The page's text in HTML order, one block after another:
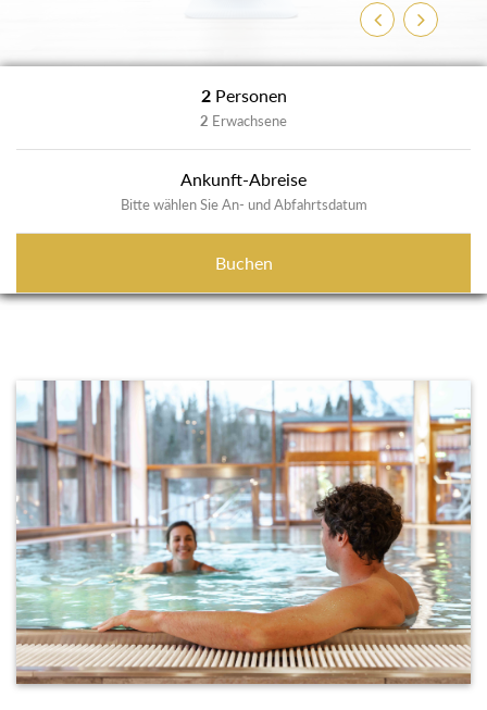
ZurückWeiter
2 Personen
2 Erwachsene
Ankunft-Abreise
Bitte wählen Sie An- und Abfahrtsdatum
Buchen